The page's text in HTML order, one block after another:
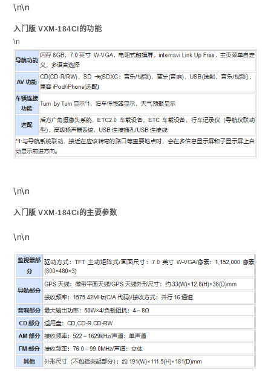
\n\n
入门版 VXM-184Ci的功能
\n
\n\n
入门版 VXM-184Ci的主要参数
\n\n